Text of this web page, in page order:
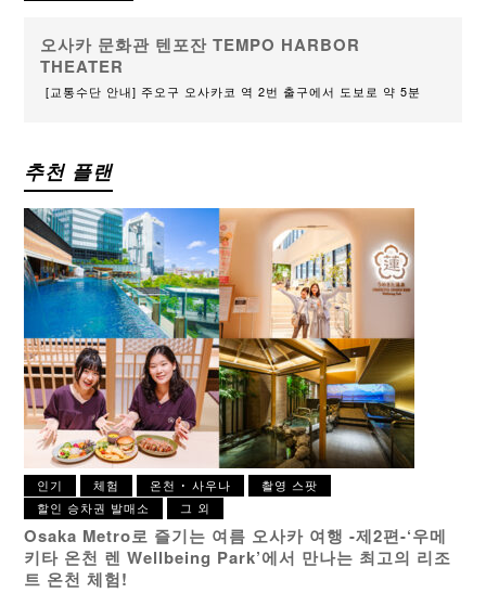
오사카 문화관 텐포잔 TEMPO HARBOR
THEATER
[교통수단 안내] 주오구 오사카코 역 2번 출구에서 도보로 약 5분
추천 플랜
인기 체험 온천 ･ 사우나
촬영 스팟
할인 승차권 발매소
그 외
Osaka Metro로 즐기는 여름 오사카 여행 -제2편-‘우메
키타 온천 렌 Wellbeing Park’에서 만나는 최고의 리조
트 온천 체험!